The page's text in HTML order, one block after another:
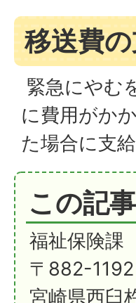
移送費
緊急にやむ
に費用がか
た場合に支
この記
福祉保険課
〒882-1192
宮崎県西臼